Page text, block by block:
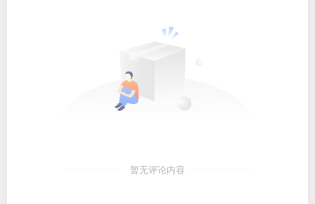
暂无评论内容